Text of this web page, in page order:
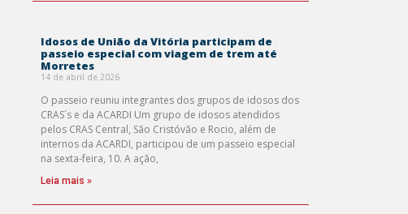
Idosos de União da Vitória participam de
passeio especial com viagem de trem até
Morretes
14 de abril de 2026
O passeio reuniu integrantes dos grupos de idosos dos
CRAS´s e da ACARDI Um grupo de idosos atendidos
pelos CRAS Central, São Cristóvão e Rocio, além de
internos da ACARDI, participou de um passeio especial
na sexta-feira, 10. A ação,
Leia mais »